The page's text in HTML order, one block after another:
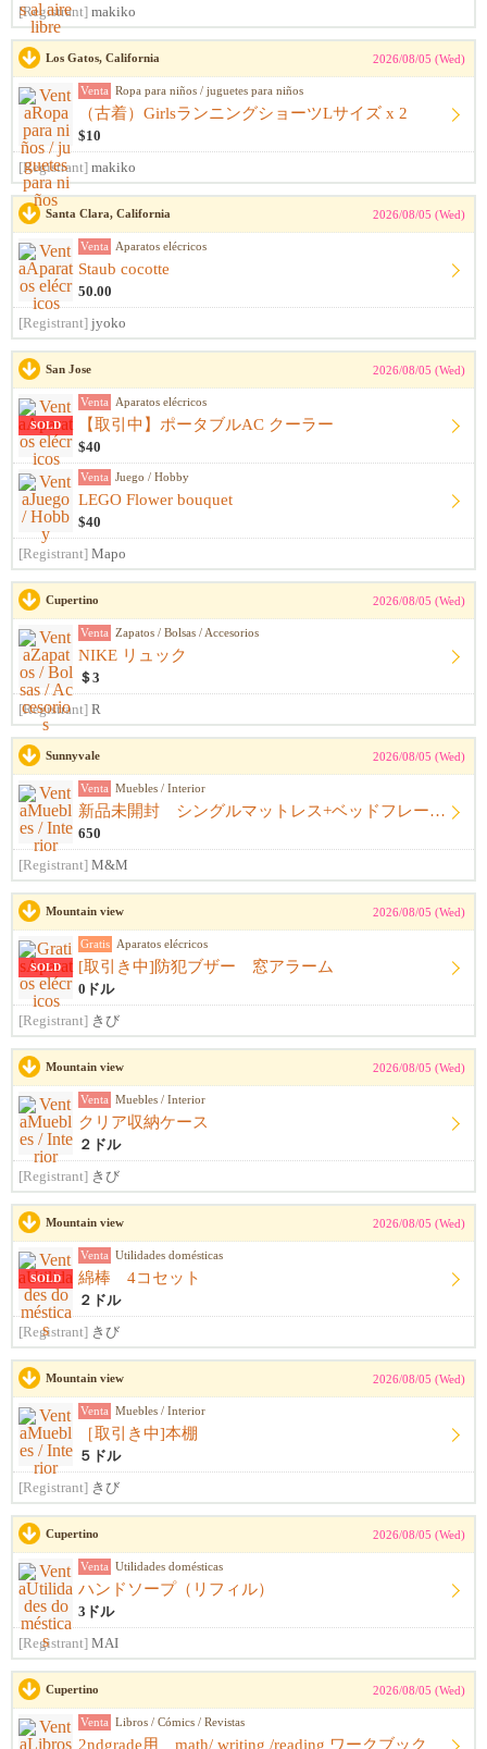
[Registrant] makiko
Los Gatos, California 2026/08/05 (Wed)
Venta Ropa para niños / juguetes para niños
（古着）GirlsランニングショーツLサイズ x 2
$10
[Registrant] makiko
Santa Clara, California 2026/08/05 (Wed)
Venta Aparatos elécricos
Staub cocotte
50.00
[Registrant] jyoko
San Jose 2026/08/05 (Wed)
SOLD
Venta Aparatos elécricos
【取引中】ポータブルAC クーラー
$40
Venta Juego / Hobby
LEGO Flower bouquet
$40
[Registrant] Mapo
Cupertino 2026/08/05 (Wed)
Venta Zapatos / Bolsas / Accesorios
NIKE リュック
＄3
[Registrant] R
Sunnyvale 2026/08/05 (Wed)
Venta Muebles / Interior
新品未開封 シングルマットレス+ベッドフレーム+シーツ
650
[Registrant] M&M
Mountain view 2026/08/05 (Wed)
SOLD
Gratis Aparatos elécricos
[取引き中]防犯ブザー 窓アラーム
0ドル
[Registrant] きび
Mountain view 2026/08/05 (Wed)
Venta Muebles / Interior
クリア収納ケース
２ドル
[Registrant] きび
Mountain view 2026/08/05 (Wed)
SOLD
Venta Utilidades domésticas
綿棒 4コセット
２ドル
[Registrant] きび
Mountain view 2026/08/05 (Wed)
Venta Muebles / Interior
［取引き中]本棚
５ドル
[Registrant] きび
Cupertino 2026/08/05 (Wed)
Venta Utilidades domésticas
ハンドソープ（リフィル）
3ドル
[Registrant] MAI
Cupertino 2026/08/05 (Wed)
Venta Libros / Cómics / Revistas
2ndgrade用 math/ writing /reading ワークブック